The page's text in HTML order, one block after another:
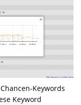
Keywords
Keyword